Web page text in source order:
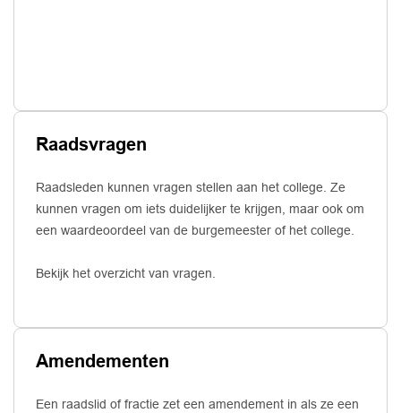
Raadsvragen
Raadsleden kunnen vragen stellen aan het college. Ze
kunnen vragen om iets duidelijker te krijgen, maar ook om
een waardeoordeel van de burgemeester of het college.
Bekijk het overzicht van vragen.
Amendementen
Een raadslid of fractie zet een amendement in als ze een